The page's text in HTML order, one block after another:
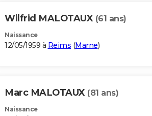
Wilfrid MALOTAUX (61 ans)
Naissance
12/05/1959 à Reims (Marne)
Marc MALOTAUX (81 ans)
Naissance